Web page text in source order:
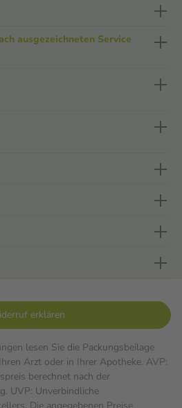
ausgezeichneten Service
erklären
lesen Sie die Packungsbeilage
Arzt oder in Ihrer Apotheke. AVP:
berechnet nach der
UVP: Unverbindliche